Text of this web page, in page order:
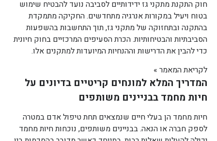
חוק התקנת מתקני גז ידידותיים לסביבה נועד להבטיח שימוש
בטוח ויעיל במקורות אנרגיה מתחדשים. החקיקה מתמקדת
בהתקנה ובתחזוקה של מתקני גז, תוך התחשבות בהשפעות
הסביבתיות והבטיחותיות. הכרת הסעיפים המרכזיים בחוק חיונית
כדי להבין את הדרישות וההנחיות המיועדות למתקנים אלו.
לקריאת המאמר »
המדריך המלא למונחים קריטיים בדיונים על
חיות מחמד בבניינים משותפים
חיות מחמד הן בעלי חיים שנמצאים תחת טיפול אדם במטרה
לספק חברה או הנאה. בבניינים משותפים, נוכחות חיות מחמד